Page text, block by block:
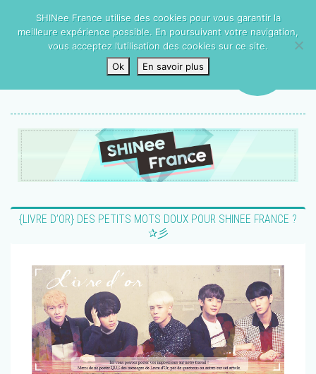
{LIVRE D’OR} DES PETITS MOTS DOUX POUR SHINEE FRANCE ?
✰彡
SHINee France utilise des cookies pour vous garantir la
meilleure expérience possible. En poursuivant votre navigation,
vous acceptez l’utilisation des cookies sur ce site.
Ok
En savoir plus